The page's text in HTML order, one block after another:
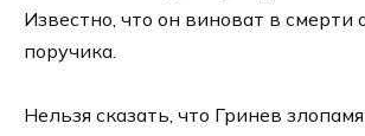
Известно, что он виноват в смерти
поручика.
Нельзя сказать, что Гринев